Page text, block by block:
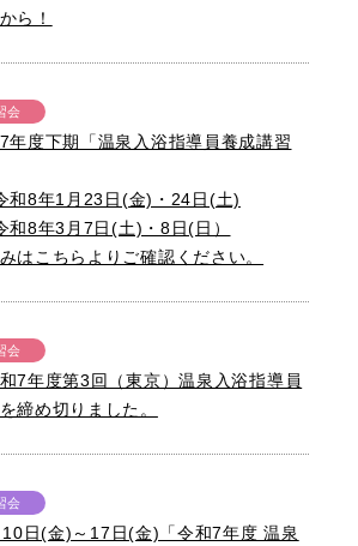
ら！
会
年度下期「温泉入浴指導員養成講習
和8年1月23日(金)・24日(土)
和8年3月7日(土)・8日(日）
はこちらよりご確認ください。
会
7年度第3回（東京）温泉入浴指導員
締め切りました。
会
10日(金)～17日(金)「令和7年度 温泉